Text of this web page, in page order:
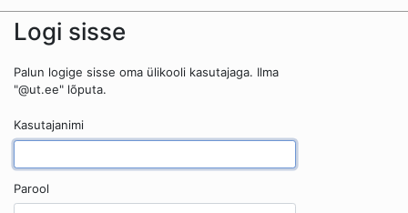
Logi sisse
Palun logige sisse oma ülikooli kasutajaga. Ilma
"@ut.ee" lõputa.
Kasutajanimi
Parool